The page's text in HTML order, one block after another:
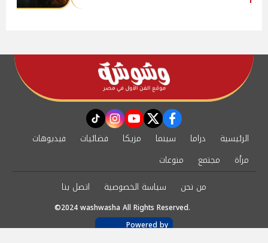
facebook
twitter
youtube
instagram
tiktok
الرئيسية دراما سينما مزيكا فضائيات
فيديوهات
مرأة
مجتمع
منوعات
من نحن
سياسة الخصوصية اتصل بنا
©2024 washwasha All Rights Reserved.
Powered by